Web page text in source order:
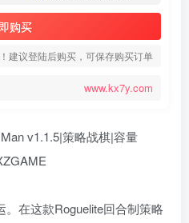
购买
建议登陆后购买，可保存购买订单
www.kx7y.com
在这款Roguelite回合制策略